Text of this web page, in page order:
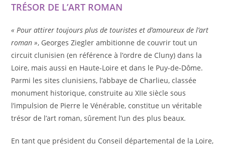
TRÉSOR DE L’ART ROMAN
« Pour attirer toujours plus de touristes et d’amoureux de l’art
roman », Georges Ziegler ambitionne de couvrir tout un
circuit clunisien (en référence à l’ordre de Cluny) dans la
Loire, mais aussi en Haute-Loire et dans le Puy-de-Dôme.
Parmi les sites clunisiens, l’abbaye de Charlieu, classée
monument historique, construite au XIIe siècle sous
l’impulsion de Pierre le Vénérable, constitue un véritable
trésor de l’art roman, sûrement l’un des plus beaux.
En tant que président du Conseil départemental de la Loire,